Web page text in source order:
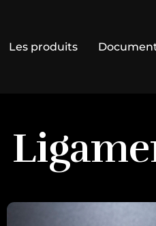
Les produits